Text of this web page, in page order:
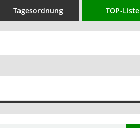
Tagesordnung TOP-Liste